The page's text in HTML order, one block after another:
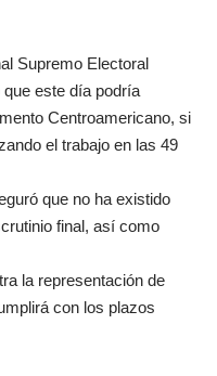
Supremo Electoral
este día podría
Centroamericano, si
el trabajo en las 49
que no ha existido
final, así como
la representación de
con los plazos